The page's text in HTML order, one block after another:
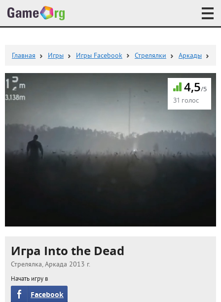
Главная Игры Игры Facebook Стрелялки Аркады
4,5/5
31 голос
Игра Into the Dead
Стрелялка, Аркада 2013 г.
Начать игру в
Facebook